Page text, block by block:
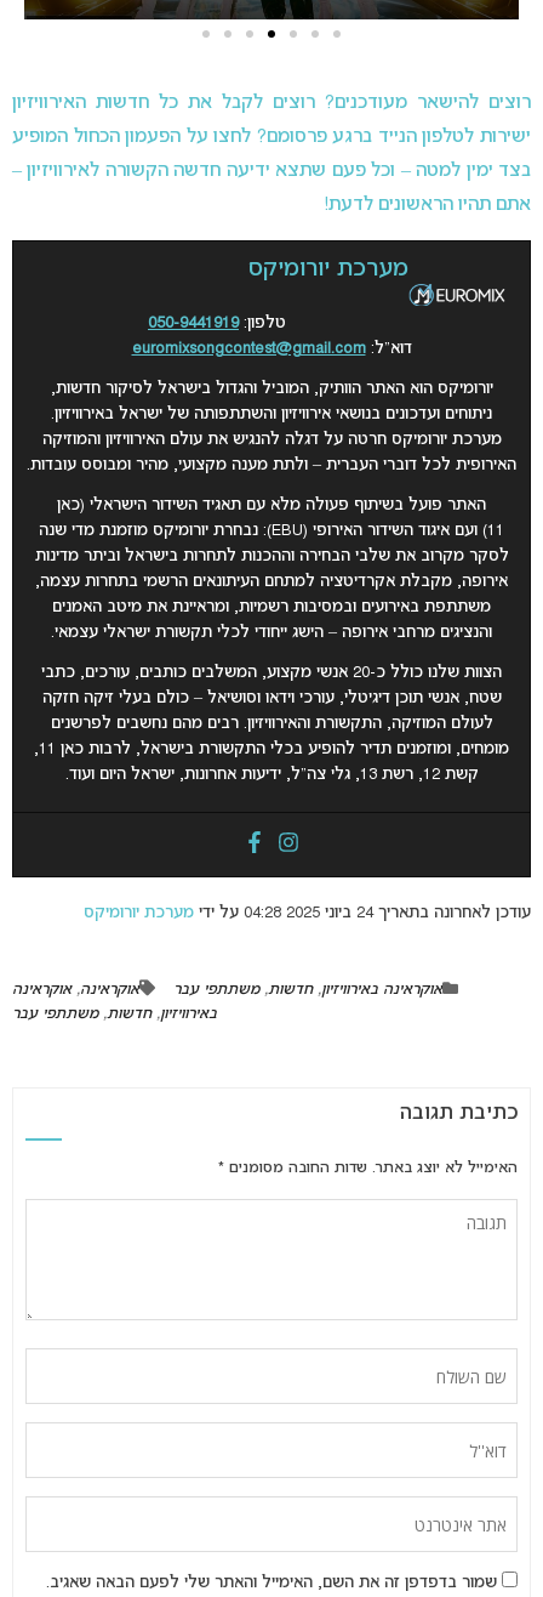
רוצים להישאר מעודכנים? רוצים לקבל את כל חדשות האירוויזיון
ישירות לטלפון הנייד ברגע פרסומם? לחצו על הפעמון הכחול המופיע
בצד ימין למטה – וכל פעם שתצא ידיעה חדשה הקשורה לאירוויזיון –
אתם תהיו הראשונים לדעת!
מערכת יורומיקס
טלפון:050-9441919
דוא”ל:euromixsongcontest@gmail.com
יורומיקס הוא האתר הוותיק, המוביל והגדול בישראל לסיקור חדשות,
ניתוחים ועדכונים בנושאי אירוויזיון והשתתפותה של ישראל באירוויזיון.
מערכת יורומיקס חרטה על דגלה להנגיש את עולם האירוויזיון והמוזיקה
האירופית לכל דוברי העברית – ולתת מענה מקצועי, מהיר ומבוסס עובדות.
האתר פועל בשיתוף פעולה מלא עם תאגיד השידור הישראלי (כאן
11) ועם איגוד השידור האירופי (EBU): נבחרת יורומיקס מוזמנת מדי שנה
לסקר מקרוב את שלבי הבחירה וההכנות לתחרות בישראל וביתר מדינות
אירופה, מקבלת אקרדיטציה למתחם העיתונאים הרשמי בתחרות עצמה,
משתתפת באירועים ובמסיבות רשמיות, ומראיינת את מיטב האמנים
והנציגים מרחבי אירופה – הישג ייחודי לכלי תקשורת ישראלי עצמאי.
הצוות שלנו כולל כ-20 אנשי מקצוע, המשלבים כותבים, עורכים, כתבי
שטח, אנשי תוכן דיגיטלי, עורכי וידאו וסושיאל – כולם בעלי זיקה חזקה
לעולם המוזיקה, התקשורת והאירוויזיון. רבים מהם נחשבים לפרשנים
מומחים, ומוזמנים תדיר להופיע בכלי התקשורת בישראל, לרבות כאן 11,
קשת 12, רשת 13, גלי צה”ל, ידיעות אחרונות, ישראל היום ועוד.
עודכן לאחרונה בתאריך 24 ביוני 2025 04:28 על ידי מערכת יורומיקס
אוקראינה באירוויזיון,חדשות,משתתפי עבר אוקראינה,אוקראינה
באירוויזיון,חדשות,משתתפי עבר
כתיבת תגובה
האימייל לא יוצג באתר. שדות החובה מסומנים *
שמור בדפדפן זה את השם, האימייל והאתר שלי לפעם הבאה שאגיב.